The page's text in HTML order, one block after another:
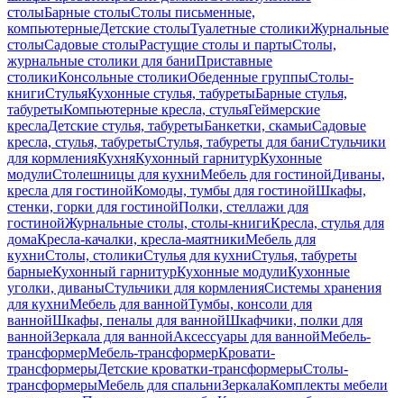
столыБарные столыСтолы письменные,
компьютерныеДетские столыТуалетные столикиЖурнальные
столыСадовые столыРастущие столы и партыСтолы,
журнальные столики для баниПриставные
столикиКонсольные столикиОбеденные группыСтолы-
книгиСтульяКухонные стулья, табуретыБарные стулья,
табуретыКомпьютерные кресла, стульяГеймерские
креслаДетские стулья, табуретыБанкетки, скамьиСадовые
кресла, стулья, табуретыСтулья, табуреты для баниСтульчики
для кормленияКухняКухонный гарнитурКухонные
модулиСтолешницы для кухниМебель для гостинойДиваны,
кресла для гостинойКомоды, тумбы для гостинойШкафы,
стенки, горки для гостинойПолки, стеллажи для
гостинойЖурнальные столы, столы-книгиКресла, стулья для
домаКресла-качалки, кресла-маятникиМебель для
кухниСтолы, столикиСтулья для кухниСтулья, табуреты
барныеКухонный гарнитурКухонные модулиКухонные
уголки, диваныСтульчики для кормленияСистемы хранения
для кухниМебель для ваннойТумбы, консоли для
ваннойШкафы, пеналы для ваннойШкафчики, полки для
ваннойЗеркала для ваннойАксессуары для ваннойМебель-
трансформерМебель-трансформерКровати-
трансформерыДетские кроватки-трансформерыСтолы-
трансформерыМебель для спальниЗеркалаКомплекты мебели